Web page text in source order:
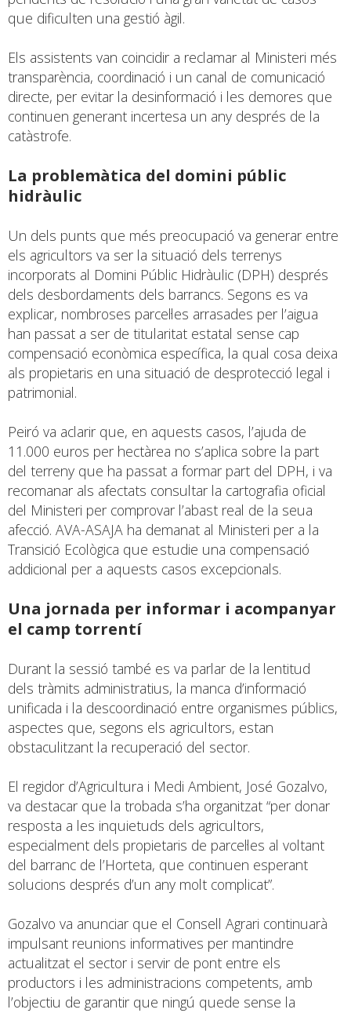
que dificulten una gestió àgil.
Els assistents van coincidir a reclamar al Ministeri més
transparència, coordinació i un canal de comunicació
directe, per evitar la desinformació i les demores que
continuen generant incertesa un any després de la
catàstrofe.
La problemàtica del domini públic
hidràulic
Un dels punts que més preocupació va generar entre
els agricultors va ser la situació dels terrenys
incorporats al Domini Públic Hidràulic (DPH) després
dels desbordaments dels barrancs. Segons es va
explicar, nombroses parcel·les arrasades per l’aigua
han passat a ser de titularitat estatal sense cap
compensació econòmica específica, la qual cosa deixa
als propietaris en una situació de desprotecció legal i
patrimonial.
Peiró va aclarir que, en aquests casos, l’ajuda de
11.000 euros per hectàrea no s’aplica sobre la part
del terreny que ha passat a formar part del DPH, i va
recomanar als afectats consultar la cartografia oficial
del Ministeri per comprovar l’abast real de la seua
afecció. AVA-ASAJA ha demanat al Ministeri per a la
Transició Ecològica que estudie una compensació
addicional per a aquests casos excepcionals.
Una jornada per informar i acompanyar
el camp torrentí
Durant la sessió també es va parlar de la lentitud
dels tràmits administratius, la manca d’informació
unificada i la descoordinació entre organismes públics,
aspectes que, segons els agricultors, estan
obstaculitzant la recuperació del sector.
El regidor d’Agricultura i Medi Ambient, José Gozalvo,
va destacar que la trobada s’ha organitzat “per donar
resposta a les inquietuds dels agricultors,
especialment dels propietaris de parcel·les al voltant
del barranc de l’Horteta, que continuen esperant
solucions després d’un any molt complicat”.
Gozalvo va anunciar que el Consell Agrari continuarà
impulsant reunions informatives per mantindre
actualitzat el sector i servir de pont entre els
productors i les administracions competents, amb
l’objectiu de garantir que ningú quede sense la